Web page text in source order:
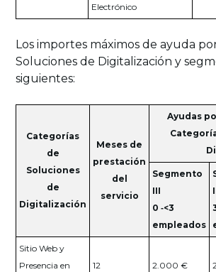
Electrónico
Los importes máximos de ayuda
Soluciones de Digitalización y
siguientes:
Categorías
de
Soluciones
de
Digitalización
Meses de
prestación
del
servicio
Ayudas
Segmento
III
0 ‐<3
empleados
Sitio Web y
Presencia en
12 2.000 €